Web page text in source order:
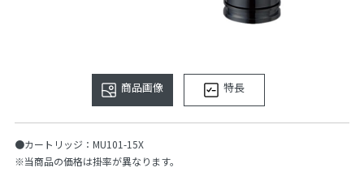
商品画像 特長
●カートリッジ：MU101-15X
※当商品の価格は掛率が異なります。